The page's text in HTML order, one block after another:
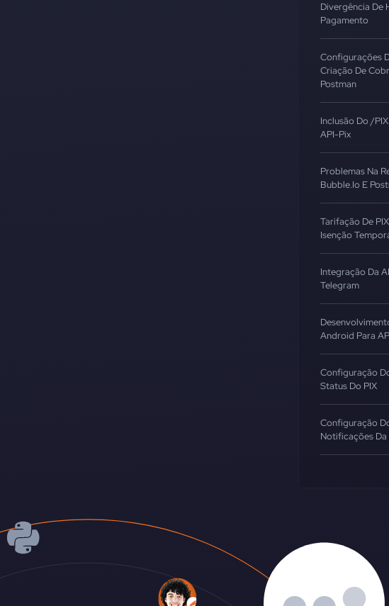
Divergência De
Pagamento
Configurações
Criação De
Postman
Inclusão Do /
API-Pix
Problemas Na
Bubble.io E
Tarifação De
Isenção
Integração Da
Telegram
Android Para
Configuração
Status Do PIX
Configuração
Notificações Da